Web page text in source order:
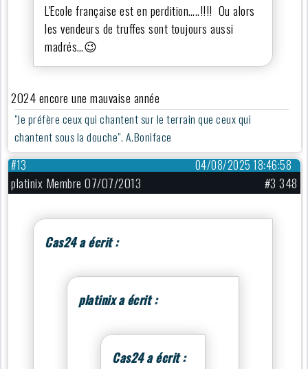
L'Ecole française est en perdition…..!!!! Ou alors
les vendeurs de truffes sont toujours aussi
madrés…😉
2024 encore une mauvaise année
"Je préfère ceux qui chantent sur le terrain que ceux qui
chantent sous la douche". A.Boniface
04/08/2025 18:46:58
#13
platinix Membre 07/07/2013 #3 348
Cas24 a écrit :
platinix a écrit :
Cas24 a écrit :